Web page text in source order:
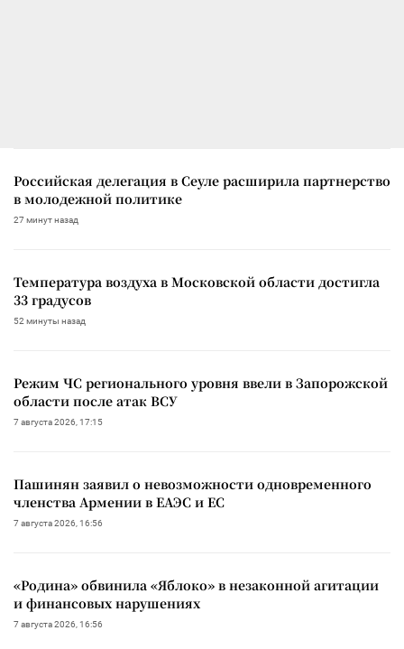
Российская делегация в Сеуле расширила партнерство
в молодежной политике
27 минут назад
Температура воздуха в Московской области достигла
33 градусов
52 минуты назад
Режим ЧС регионального уровня ввели в Запорожской
области после атак ВСУ
7 августа 2026, 17:15
Пашинян заявил о невозможности одновременного
членства Армении в ЕАЭС и ЕС
7 августа 2026, 16:56
«Родина» обвинила «Яблоко» в незаконной агитации
и финансовых нарушениях
7 августа 2026, 16:56